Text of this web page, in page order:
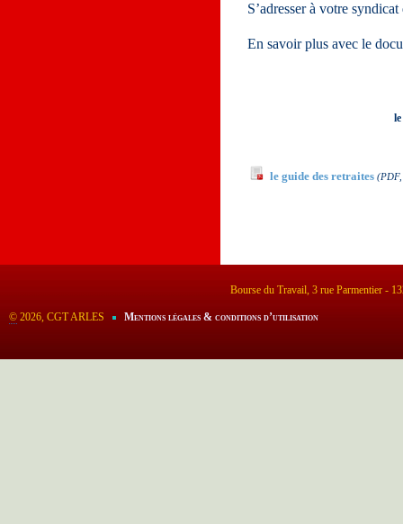
S’adresser à votre
En savoir plus avec le
le guide des retraites
Bourse du Travail, 3 rue Parmentier -
© 2026, CGT ARLES Mentions légales & conditions d’utilisation